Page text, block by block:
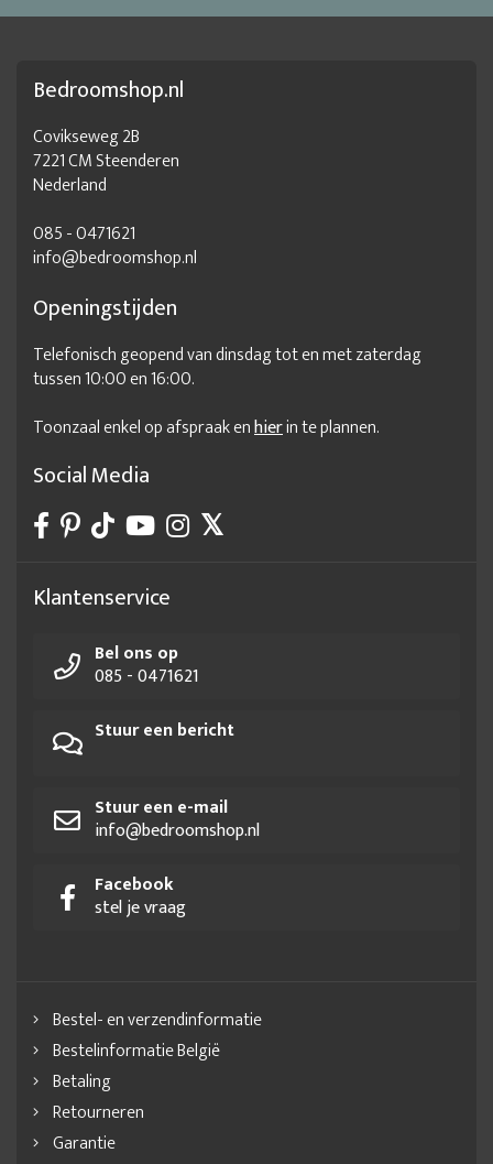
Bedroomshop.nl
Covikseweg 2B
7221 CM Steenderen
Nederland
085 - 0471621
info@bedroomshop.nl
Openingstijden
Telefonisch geopend van dinsdag tot en met zaterdag
tussen 10:00 en 16:00.
Toonzaal enkel op afspraak enhierin te plannen.
Social Media
Klantenservice
Bel ons op
085 - 0471621
Stuur een bericht
Stuur een e-mail
info@bedroomshop.nl
Facebook
stel je vraag
Bestel- en verzendinformatie
Bestelinformatie België
Betaling
Retourneren
Garantie